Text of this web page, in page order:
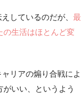
しているのだが、 最
の生活はほとんど変
リアの煽り合戦によ
いい、というよう